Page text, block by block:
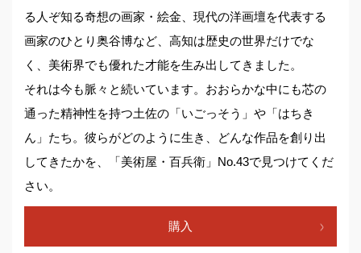
る人ぞ知る奇想の画家・絵金、現代の洋画壇を代表する
画家のひとり奥谷博など、高知は歴史の世界だけでな
く、美術界でも優れた才能を生み出してきました。
それは今も脈々と続いています。おおらかな中にも芯の
通った精神性を持つ土佐の「いごっそう」や「はちき
ん」たち。彼らがどのように生き、どんな作品を創り出
してきたかを、「美術屋・百兵衛」No.43で見つけてくだ
さい。
購入